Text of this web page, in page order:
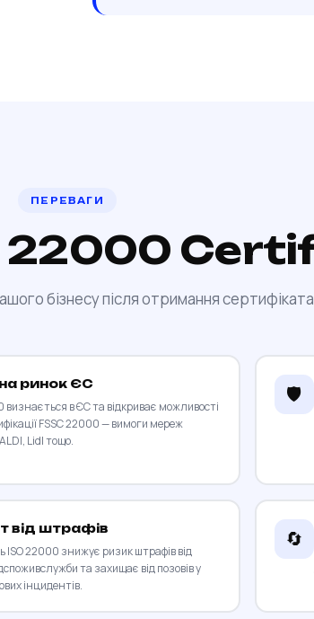
ПЕРЕВАГИ
22000
бізнесу після отримання
ринок ЄС
визнається в ЄС та відкриває можливості
FSSC 22000 — вимоги мереж
Lidl тощо.
🛡️
від штрафів
ISO 22000 знижує ризик штрафів від
та захищає від позовів у
інцидентів.
🔄